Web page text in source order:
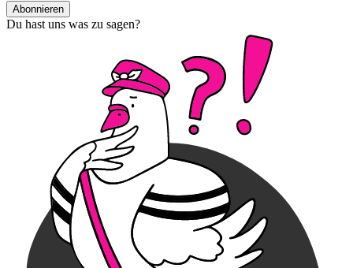
Abonnieren
Du hast uns was zu sagen?